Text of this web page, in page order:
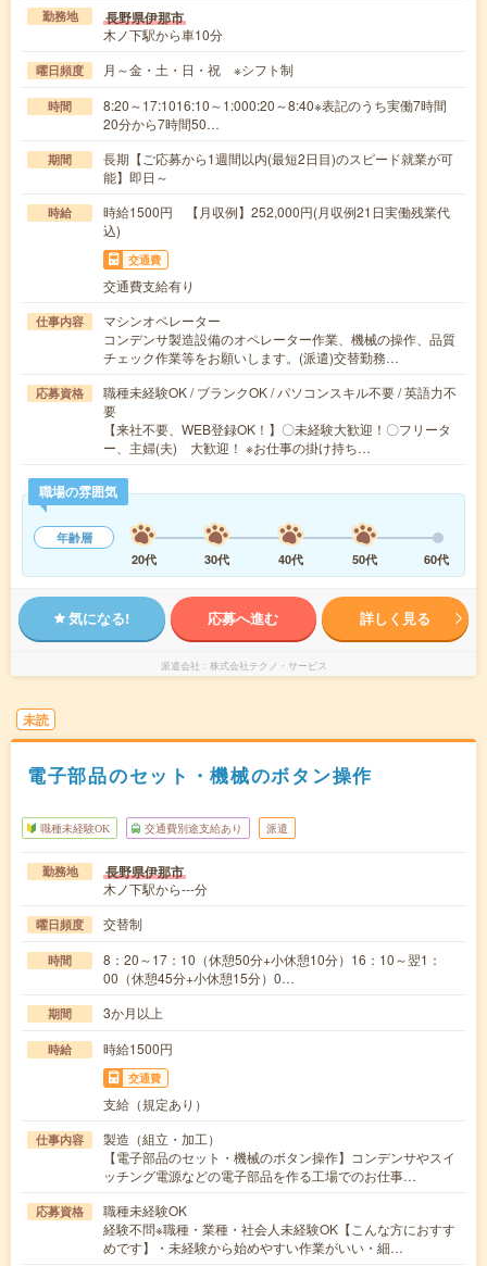
勤務地 長野県伊那市
木ノ下駅から車10分
曜日頻度 月～金・土・日・祝 ※シフト制
時間
8:20～17:1016:10～1:000:20～8:40※表記のうち実働7時間
20分から7時間50…
期間
長期【ご応募から1週間以内(最短2日目)のスピード就業が可
能】即日～
時給
時給1500円 【月収例】252,000円(月収例21日実働残業代
込)
交通費
交通費支給有り
仕事内容
マシンオペレーター
コンデンサ製造設備のオペレーター作業、機械の操作、品質
チェック作業等をお願いします。(派遣)交替勤務…
応募資格
職種未経験OK / ブランクOK / パソコンスキル不要 / 英語力不
要
【来社不要、WEB登録OK！】〇未経験大歓迎！〇フリータ
ー、主婦(夫) 大歓迎！ ※お仕事の掛け持ち…
職場の雰囲気
年齢層
20代
30代 40代 50代 60代
気になる! 応募へ進む 詳しく見る
派遣会社 株式会社テクノ・サービス
未読
電子部品のセット・機械のボタン操作
職種未経験OK 交通費別途支給あり 派遣
勤務地 長野県伊那市
木ノ下駅から---分
曜日頻度 交替制
時間
8：20～17：10（休憩50分+小休憩10分）16：10～翌1：
00（休憩45分+小休憩15分）0…
期間 3か月以上
時給 時給1500円
交通費
支給（規定あり）
仕事内容
製造（組立・加工）
【電子部品のセット・機械のボタン操作】コンデンサやスイ
ッチング電源などの電子部品を作る工場でのお仕事…
応募資格
職種未経験OK
経験不問※職種・業種・社会人未経験OK【こんな方におすす
めです】・未経験から始めやすい作業がいい・細…